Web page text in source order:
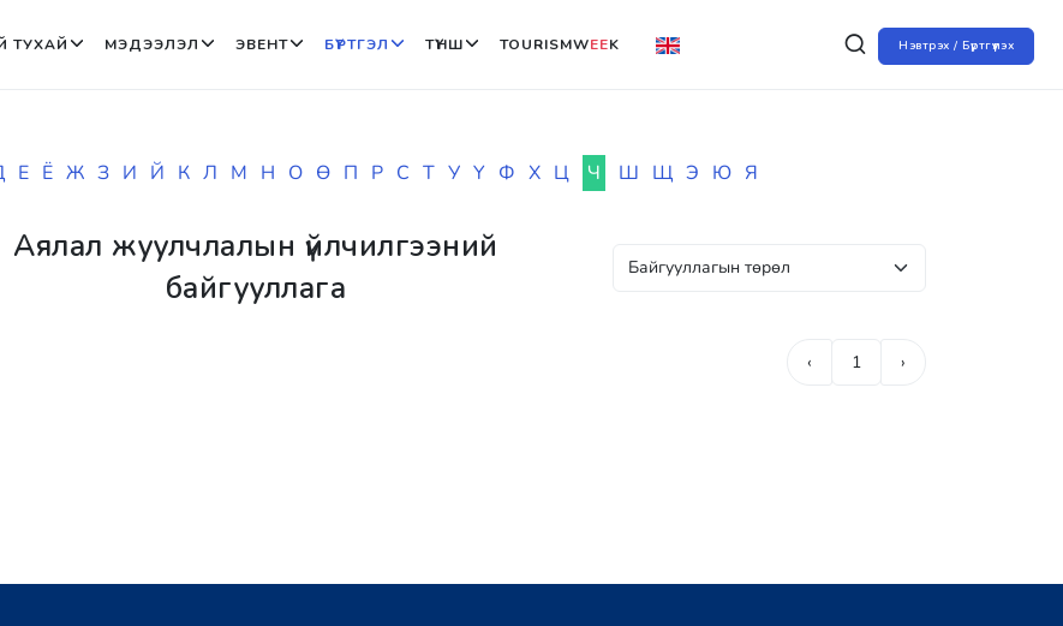
Нэвтрэх / Бүртгүүлэх
ТУХАЙ МЭДЭЭЛЭЛ ЭВЕНТ БҮРТГЭЛ ТҮНШ TOURISMWEEK
Е Ё Ж З И Й К Л М Н О Ө П Р С Т У Ү Ф Х Ц Ч Ш Щ Э Ю Я
Аялал жуулчлалын үйлчилгээний
байгууллага
‹ 1 ›